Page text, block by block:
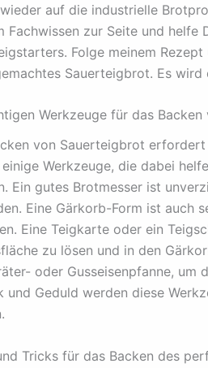
auf die industrielle
Fachwissen zur Seite und helfe
Folge meinem
Sauerteigbrot. Es wird
Werkzeuge für das
von Sauerteigbrot
Werkzeuge, die dabei
Ein gutes Brotmesser ist
Eine Gärkorb-Form ist auch
Eine Teigkarte oder ein
zu lösen und in den
oder Gusseisenpfanne, um
und Geduld werden diese
Tricks für das Backen des